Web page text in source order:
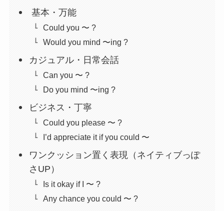
基本・万能
Could you 〜 ?
Would you mind 〜ing ?
カジュアル・日常会話
Can you 〜 ?
Do you mind 〜ing ?
ビジネス・丁寧
Could you please 〜 ?
I’d appreciate it if you could 〜
ワンクッション置く表現（ネイティブっぽ
さUP）
Is it okay if I 〜 ?
Any chance you could 〜 ?